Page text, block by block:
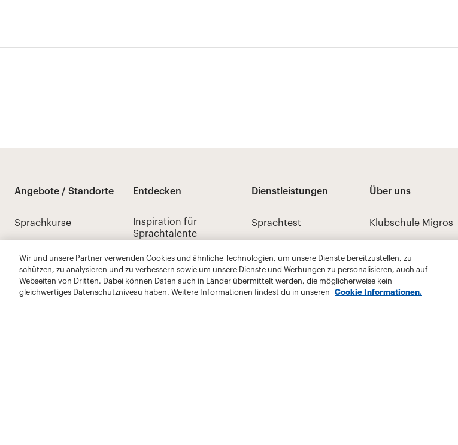
Wir und unsere Partner verwenden Cookies und ähnliche Technologien, um unsere Dienste bereitzustellen, zu
schützen, zu analysieren und zu verbessern sowie um unsere Dienste und Werbungen zu personalisieren, auch auf
Webseiten von Dritten. Dabei können Daten auch in Länder übermittelt werden, die möglicherweise kein
gleichwertiges Datenschutzniveau haben. Weitere Informationen findest du in unseren
Cookie Informationen.